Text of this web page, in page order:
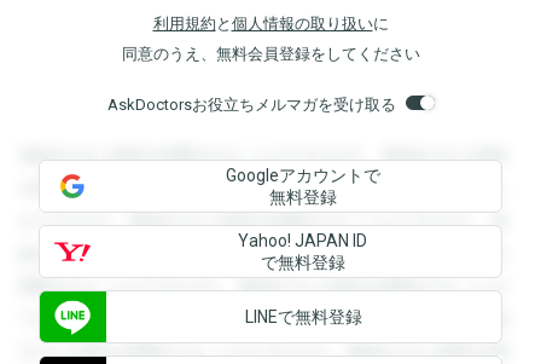
利用規約 と 個人情報の取り扱いに
同意のうえ、無料会員登録をしてください
AskDoctorsお役立ちメルマガを受け取る
登録すると回答を閲覧することができます。登録すると回答
を閲覧することができます。登録すると回答を閲覧すること
ができます。登録すると回答を閲覧することができます。登
録すると回答を閲覧することができます。登録すると回答を
閲覧することができます。登録すると回答を閲覧することが
できます。登録すると回答を閲覧することができます。登録
すると回答を閲覧することができます。登録すると回答を閲
Googleアカウントで
無料登録
Yahoo! JAPAN ID
で無料登録
LINEで無料登録